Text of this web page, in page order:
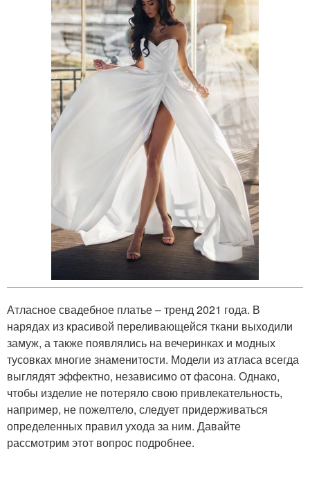
Атласное свадебное платье – тренд 2021 года. В
нарядах из красивой переливающейся ткани выходили
замуж, а также появлялись на вечеринках и модных
тусовках многие знаменитости. Модели из атласа всегда
выглядят эффектно, независимо от фасона. Однако,
чтобы изделие не потеряло свою привлекательность,
например, не пожелтело, следует придерживаться
определенных правил ухода за ним. Давайте
рассмотрим этот вопрос подробнее.